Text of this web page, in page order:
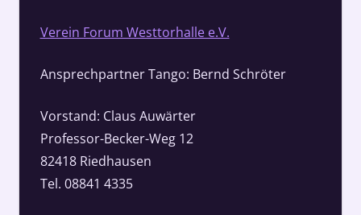
Verein Forum Westtorhalle e.V.
Ansprechpartner Tango: Bernd Schröter
Vorstand: Claus Auwärter
Professor-Becker-Weg 12
82418 Riedhausen
Tel. 08841 4335